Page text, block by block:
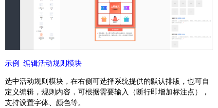
示例 编辑活动规则模块
选中活动规则模块，在右侧可选择系统提供的默认排版，也可自
定义编辑，规则内容，可根据需要输入（断行即增加标注点），
支持设置字体、颜色等。